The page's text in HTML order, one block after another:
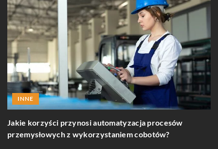
INNE
Jakie korzyści przynosi automatyzacja procesów
przemysłowych z wykorzystaniem cobotów?